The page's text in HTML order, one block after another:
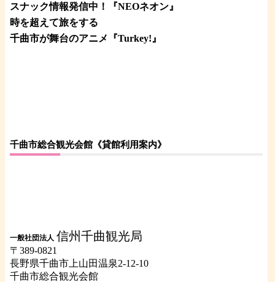
スナック情報発信中！『NEOネオン』
時を超えて旅をする
千曲市が舞台のアニメ『Turkey!』
千曲市総合観光会館《貸館利用案内》
一般社団法人 信州千曲観光局
〒389-0821
長野県千曲市上山田温泉2-12-10
千曲市総合観光会館